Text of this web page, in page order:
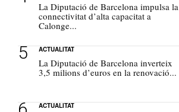
La Diputació de Barcelona impulsa la
connectivitat d’alta capacitat a
Calonge...
ACTUALITAT
La Diputació de Barcelona inverteix
3,5 milions d’euros en la renovació...
ACTUALITAT